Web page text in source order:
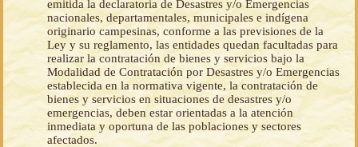
emitida la declaratoria de Desastres y/o Emergencias
nacionales, departamentales, municipales e indígena
originario campesinas, conforme a las previsiones de la
Ley y su reglamento, las entidades quedan facultadas para
realizar la contratación de bienes y servicios bajo la
Modalidad de Contratación por Desastres y/o Emergencias
establecida en la normativa vigente, la contratación de
bienes y servicios en situaciones de desastres y/o
emergencias, deben estar orientadas a la atención
inmediata y oportuna de las poblaciones y sectores
afectados.